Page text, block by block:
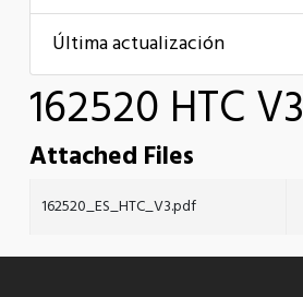
Última actualización
162520 HTC V3
Attached Files
162520_ES_HTC_V3.pdf